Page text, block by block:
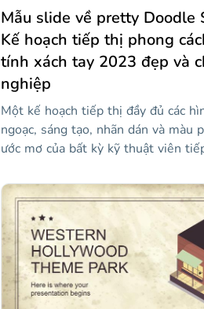
Mẫu slide về pretty Doodle
Kế hoạch tiếp thị phong
tính xách tay 2023 đẹp và
nghiệp
Một kế hoạch tiếp thị đầy đủ các
ngoạc, sáng tạo, nhãn dán và màu
ước mơ của bất kỳ kỹ thuật viên
cung cấp cho bạn rất nhiều tài
chỉnh sửa cho phép bạn minh họa
tiếp thị như hành động chính, KPI,
mua... Gây ngạc nhiên cho khán giả
một thiết kế sáng tạo trong bài
tiếp theo của bạn và định hình kế
đẩy sản phẩm hoặc dịch vụ của bạn.